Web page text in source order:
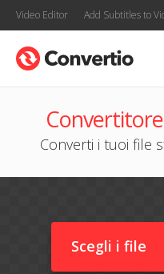
Video Editor Add Subtitles to
Convertitore
Converti i tuoi file
Scegli i file